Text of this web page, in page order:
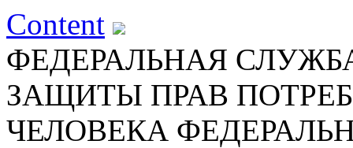
Content
ФЕДЕРАЛЬНАЯ
ЗАЩИТЫ ПРАВ
ЧЕЛОВЕКА